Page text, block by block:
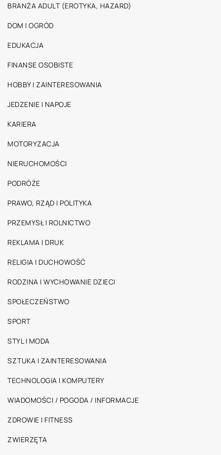
BRANŻA ADULT (EROTYKA, HAZARD)
DOM I OGRÓD
EDUKACJA
FINANSE OSOBISTE
HOBBY I ZAINTERESOWANIA
JEDZENIE I NAPOJE
KARIERA
MOTORYZACJA
NIERUCHOMOŚCI
PODRÓŻE
PRAWO, RZĄD I POLITYKA
PRZEMYSŁ I ROLNICTWO
REKLAMA I DRUK
RELIGIA I DUCHOWOŚĆ
RODZINA I WYCHOWANIE DZIECI
SPOŁECZEŃSTWO
SPORT
STYL I MODA
SZTUKA I ZAINTERESOWANIA
TECHNOLOGIA I KOMPUTERY
WIADOMOŚCI / POGODA / INFORMACJE
ZDROWIE I FITNESS
ZWIERZĘTA